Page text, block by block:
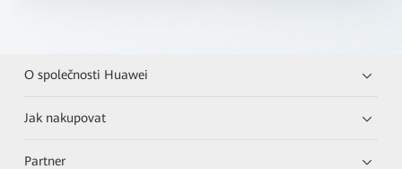
O společnosti Huawei
Jak nakupovat
Partner